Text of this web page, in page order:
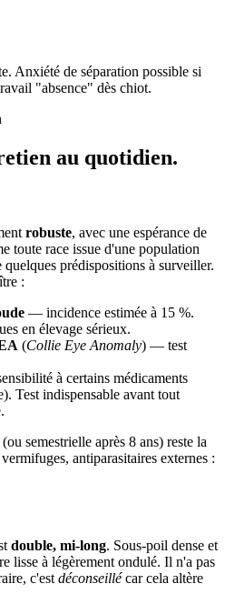
Anxiété de séparation possible si
"absence" dès chiot.
au quotidien.
robuste, avec une espérance de
toute race issue d'une population
prédispositions à surveiller.
:
— incidence estimée à 15 %.
en élevage sérieux.
(Collie Eye Anomaly) — test
à certains médicaments
Test indispensable avant tout
semestrielle après 8 ans) reste la
antiparasitaires externes :
double, mi-long. Sous-poil dense et
lisse à légèrement ondulé. Il n'a pas
c'est déconseillécar cela altère